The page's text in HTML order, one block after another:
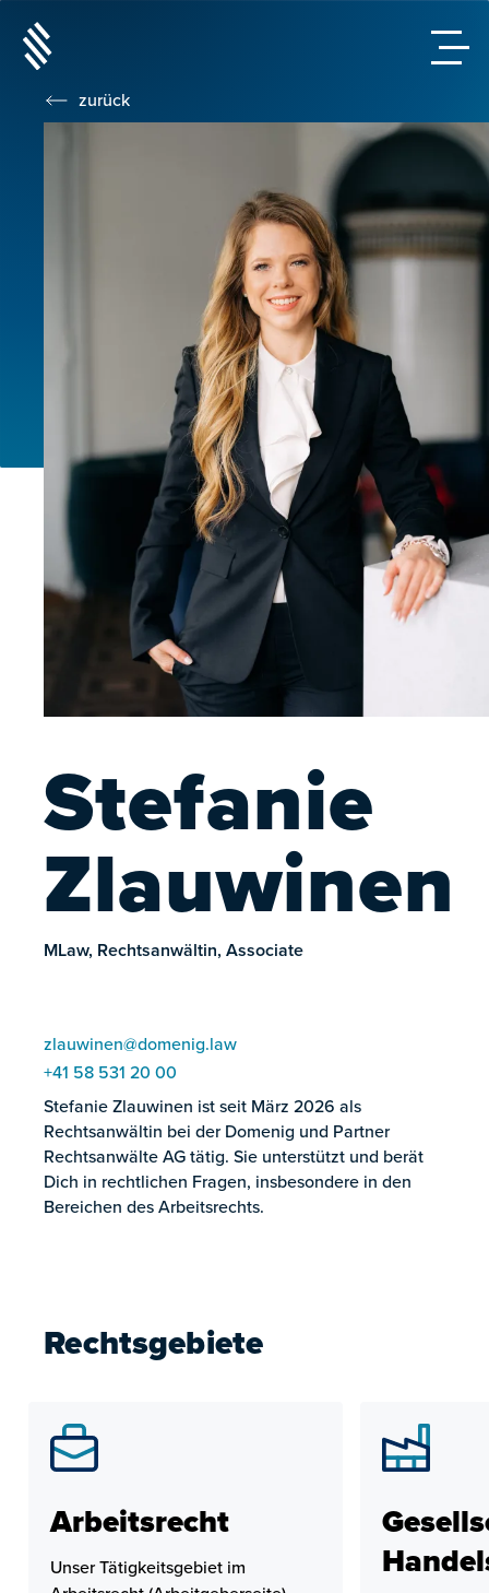
Stefanie
Zlauwinen
MLaw, Rechtsanwältin, Associate
zlauwinen@domenig.law
+41 58 531 20 00
Stefanie Zlauwinen ist seit März 2026 als
Rechtsanwältin bei der Domenig und Partner
Rechtsanwälte AG tätig. Sie unterstützt und berät
Dich in rechtlichen Fragen, insbesondere in den
Bereichen des Arbeitsrechts.
zurück
Rechtsgebiete
Arbeitsrecht
Unser Tätigkeitsgebiet im